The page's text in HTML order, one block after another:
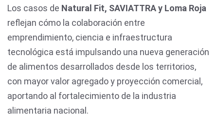
Los casos de Natural Fit, SAVIATTRA y Loma Roja
reflejan cómo la colaboración entre
emprendimiento, ciencia e infraestructura
tecnológica está impulsando una nueva generación
de alimentos desarrollados desde los territorios,
con mayor valor agregado y proyección comercial,
aportando al fortalecimiento de la industria
alimentaria nacional.